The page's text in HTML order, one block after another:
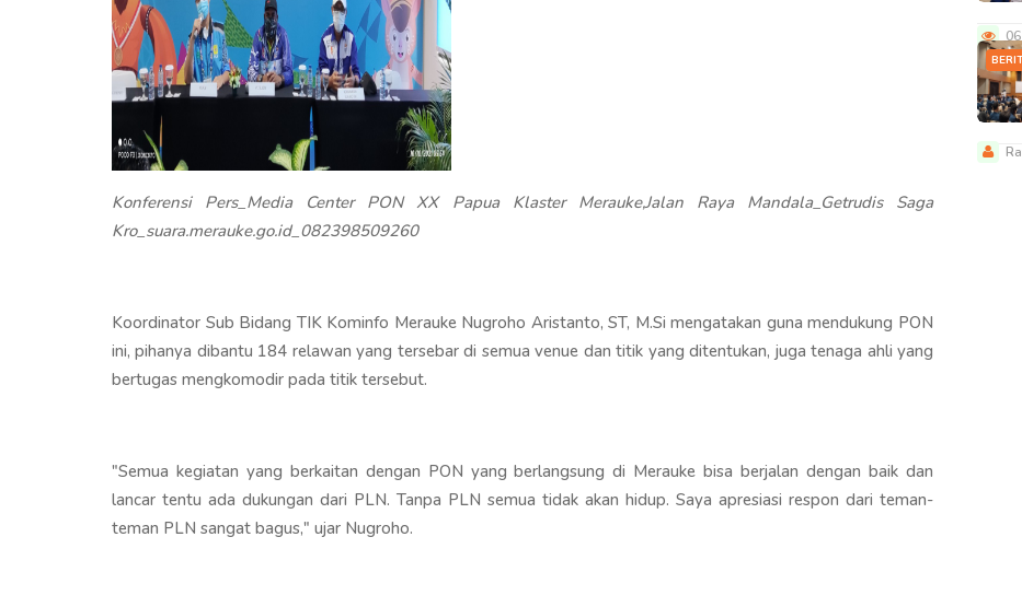
Konferensi Pers_Media Center PON XX Papua Klaster Merauke,Jalan Raya Mandala_Getrudis Saga
Kro_suara.merauke.go.id_082398509260
Koordinator Sub Bidang TIK Kominfo Merauke Nugroho Aristanto, ST, M.Si mengatakan guna mendukung PON
ini, pihanya dibantu 184 relawan yang tersebar di semua venue dan titik yang ditentukan, juga tenaga ahli yang
bertugas mengkomodir pada titik tersebut.
"Semua kegiatan yang berkaitan dengan PON yang berlangsung di Merauke bisa berjalan dengan baik dan
lancar tentu ada dukungan dari PLN. Tanpa PLN semua tidak akan hidup. Saya apresiasi respon dari teman-
teman PLN sangat bagus," ujar Nugroho.